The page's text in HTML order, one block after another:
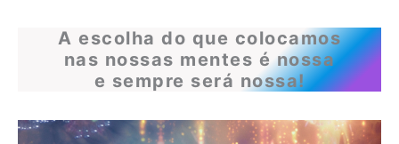
A escolha do que colocamos
nas nossas mentes é nossa
e sempre será nossa!